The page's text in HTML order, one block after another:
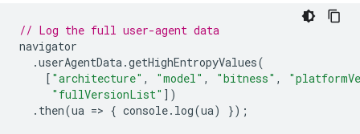
// Log the full user-agent data
navigator
.userAgentData.getHighEntropyValues(
[ "architecture" , "model" , "bitness" ,
"fullVersionList" ])
. then(ua => { console. log(ua) });